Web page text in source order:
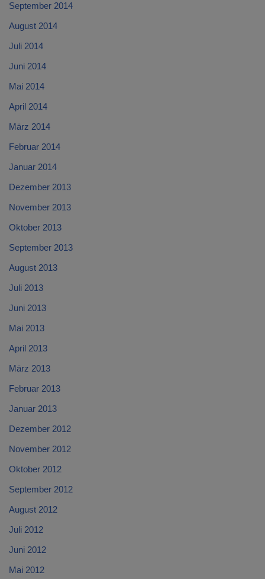
September 2014
August 2014
Juli 2014
Juni 2014
Mai 2014
April 2014
März 2014
Februar 2014
Januar 2014
Dezember 2013
November 2013
Oktober 2013
September 2013
August 2013
Juli 2013
Juni 2013
Mai 2013
April 2013
März 2013
Februar 2013
Januar 2013
Dezember 2012
November 2012
Oktober 2012
September 2012
August 2012
Juli 2012
Juni 2012
Mai 2012